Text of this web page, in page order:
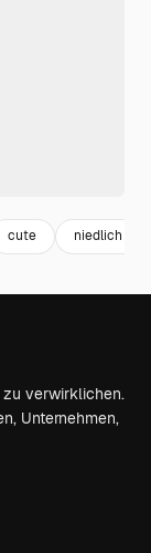
cute niedlich
zu verwirklichen.
Unternehmen,